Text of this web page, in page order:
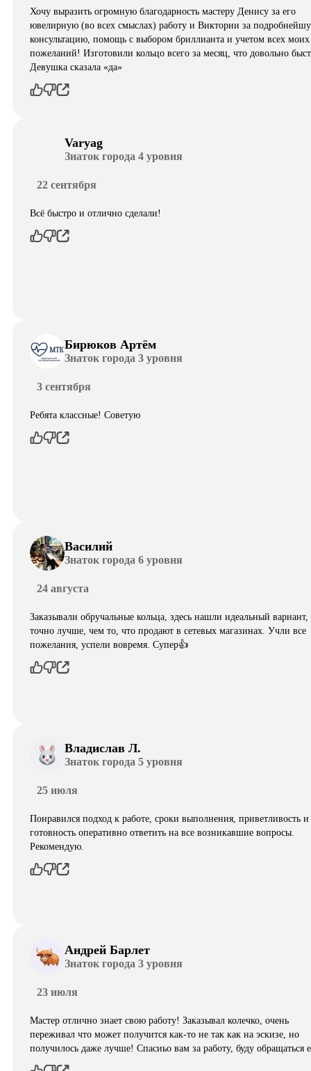
Хочу выразить огромную благодарность мастеру Денису за его
ювелирную (во всех смыслах) работу и Виктории за
консультацию, помощь с выбором бриллианта и учетом всех моих
пожеланий! Изготовили кольцо всего за месяц, что довольно
Девушка сказала «да»
Varyag
Знаток города 4 уровня
22 сентября
Всё быстро и отлично сделали!
Бирюков Артём
Знаток города 3 уровня
3 сентября
Ребята классные! Советую
Василий
Знаток города 6 уровня
24 августа
Заказывали обручальные кольца, здесь нашли идеальный вариант,
точно лучше, чем то, что продают в сетевых магазинах. Учли все
пожелания, успели вовремя. Супер👍
Владислав Л.
Знаток города 5 уровня
25 июля
Понравился подход к работе, сроки выполнения, приветливость и
готовность оперативно ответить на все возникавшие вопросы.
Рекомендую.
Андрей Барлет
Знаток города 3 уровня
23 июля
Мастер отлично знает свою работу! Заказывал колечко, очень
переживал что может получится как-то не так как на эскизе, но
получилось даже лучше! Спасиьо вам за работу, буду обращаться